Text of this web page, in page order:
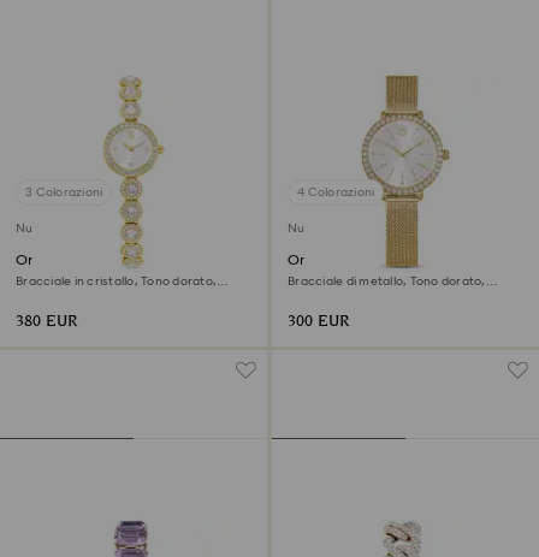
3 Colorazioni
Nuovo
Orologio Una Angelic
Bracciale in cristallo, Tono dorato,
380 EUR
4 Colorazioni
Nuovo
Orologio Certa
Bracciale di metallo, Tono dorato,
300 EUR